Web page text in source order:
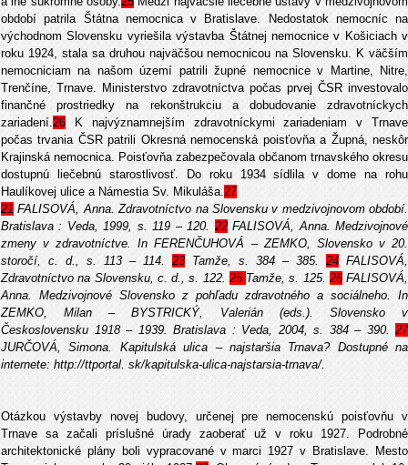
období patrila Štátna nemocnica v Bratislave. Nedostatok nemocníc na
východnom Slovensku vyriešila výstavba Štátnej nemocnice v Košiciach v
roku 1924, stala sa druhou najväčšou nemocnicou na Slovensku. K väčším
nemocniciam na našom území patrili župné nemocnice v Martine, Nitre,
Trenčíne, Trnave. Ministerstvo zdravotníctva počas prvej ČSR investovalo
finančné prostriedky na rekonštrukciu a dobudovanie zdravotníckych
zariadení.26 K najvýznamnejším zdravotníckymi zariadeniam v Trnave
počas trvania ČSR patrili Okresná nemocenská poisťovňa a Župná, neskôr
Krajinská nemocnica. Poisťovňa zabezpečovala občanom trnavského okresu
dostupnú liečebnú starostlivosť. Do roku 1934 sídlila v dome na rohu
Haulíkovej ulice a Námestia Sv. Mikuláša.27
21 FALISOVÁ, Anna. Zdravotníctvo na Slovensku v medzivojnovom období.
Bratislava : Veda, 1999, s. 119 – 120. 22FALISOVÁ, Anna. Medzivojnové
zmeny v zdravotníctve. In FERENČUHOVÁ – ZEMKO, Slovensko v 20.
storočí, c. d., s. 113 – 114. 23 Tamže, s. 384 – 385. 24 FALISOVÁ,
Zdravotníctvo na Slovensku, c. d., s. 122. 25 Tamže, s. 125. 26FALISOVÁ,
Anna. Medzivojnové Slovensko z pohľadu zdravotného a sociálneho. In
ZEMKO, Milan – BYSTRICKÝ, Valerián (eds.). Slovensko v
Československu 1918 – 1939. Bratislava : Veda, 2004, s. 384 – 390. 27
JURČOVÁ, Simona. Kapitulská ulica – najstaršia Trnava? Dostupné na
internete: http://ttportal. sk/kapitulska-ulica-najstarsia-trnava/.
Otázkou výstavby novej budovy, určenej pre nemocenskú poisťovňu v
Trnave sa začali príslušné úrady zaoberať už v roku 1927. Podrobné
architektonické plány boli vypracované v marci 1927 v Bratislave. Mesto